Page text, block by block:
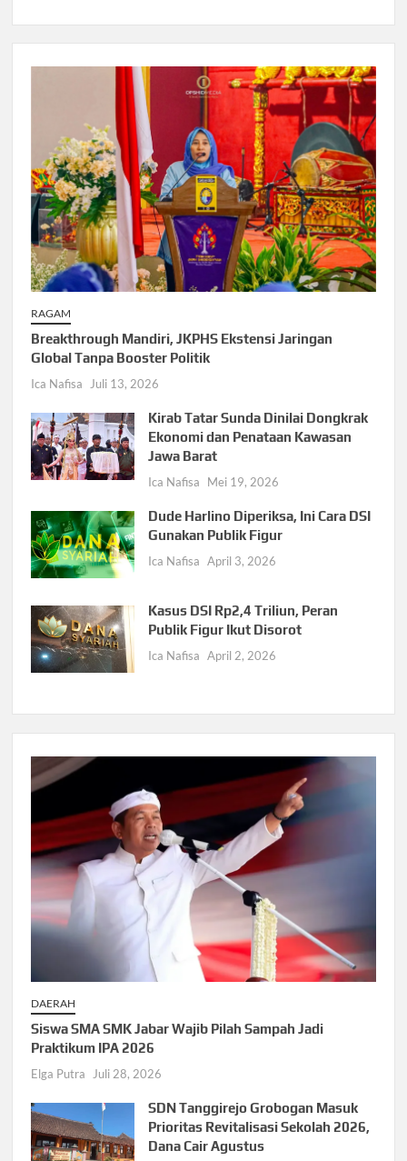
RAGAM
Breakthrough Mandiri, JKPHS Ekstensi Jaringan
Global Tanpa Booster Politik
Ica Nafisa Juli 13, 2026
Kirab Tatar Sunda Dinilai Dongkrak
Ekonomi dan Penataan Kawasan
Jawa Barat
Ica Nafisa Mei 19, 2026
Dude Harlino Diperiksa, Ini Cara DSI
Gunakan Publik Figur
Ica Nafisa April 3, 2026
Kasus DSI Rp2,4 Triliun, Peran
Publik Figur Ikut Disorot
Ica Nafisa April 2, 2026
DAERAH
Siswa SMA SMK Jabar Wajib Pilah Sampah Jadi
Praktikum IPA 2026
Elga Putra Juli 28, 2026
SDN Tanggirejo Grobogan Masuk
Prioritas Revitalisasi Sekolah 2026,
Dana Cair Agustus